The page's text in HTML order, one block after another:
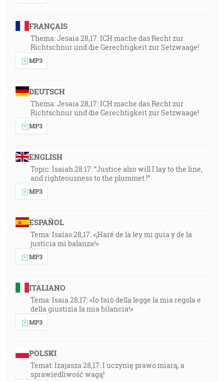
FRANÇAIS
Thema: Jesaia 28,17: ICH mache das Recht zur
Richtschnur und die Gerechtigkeit zur Setzwaage!
MP3
DEUTSCH
Thema: Jesaia 28,17: ICH mache das Recht zur
Richtschnur und die Gerechtigkeit zur Setzwaage!
MP3
ENGLISH
Topic: Isaiah 28:17: “Justice also will I lay to the line,
and righteousness to the plummet.!”
MP3
ESPAÑOL
Tema: Isaías 28,17: «¡Haré de la ley mi guía y de la
justicia mi balanza!»
MP3
ITALIANO
Tema: Isaia 28,17: «Io farò della legge la mia regola e
della giustizia la mia bilancia!»
MP3
POLSKI
Temat: Izajasza 28,17: I uczynię prawo miarą, a
sprawiedliwość wagą!